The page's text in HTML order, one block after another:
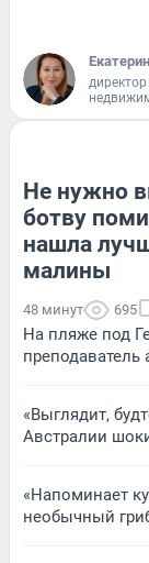
директор
Не нужно
ботву
нашла
малины
48 минут 695
На пляже под
преподаватель
«Выглядит,
Австралии
«Напоминает
необычный